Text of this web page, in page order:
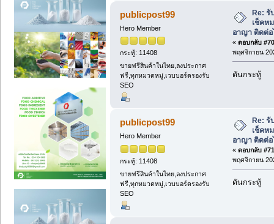
publicpost99
Hero Member
กระทู้: 11408
ขายฟรีสินค้าในไทย,ลงประกาศ
ฟรี,ทุกหมวดหมู่,เวบบอร์ดรองรับ
SEO
Re: รั
เช็คห
อาญา ติดต่อ
« ตอบกลับ
พฤศจิกายน
ดันกระทู้
publicpost99
Hero Member
กระทู้: 11408
ขายฟรีสินค้าในไทย,ลงประกาศ
ฟรี,ทุกหมวดหมู่,เวบบอร์ดรองรับ
SEO
Re: รั
เช็คห
อาญา ติดต่อ
« ตอบกลับ
พฤศจิกายน
ดันกระทู้